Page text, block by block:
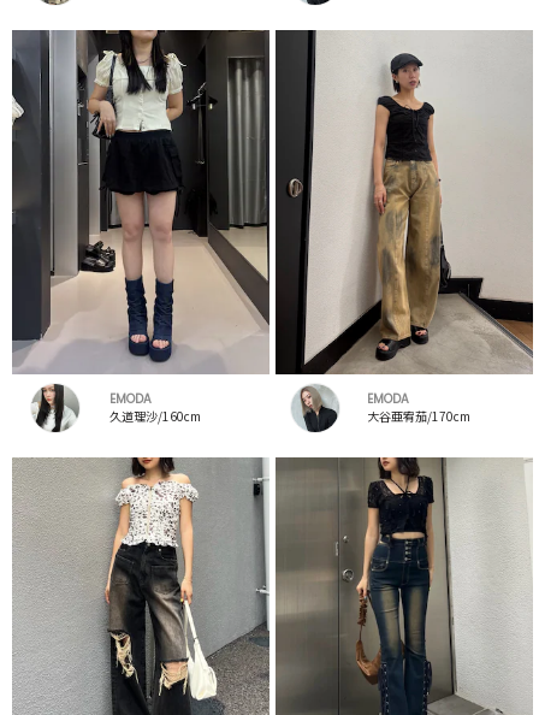
EMODA
久道理沙/160cm
EMODA
大谷亜宥茄/170cm